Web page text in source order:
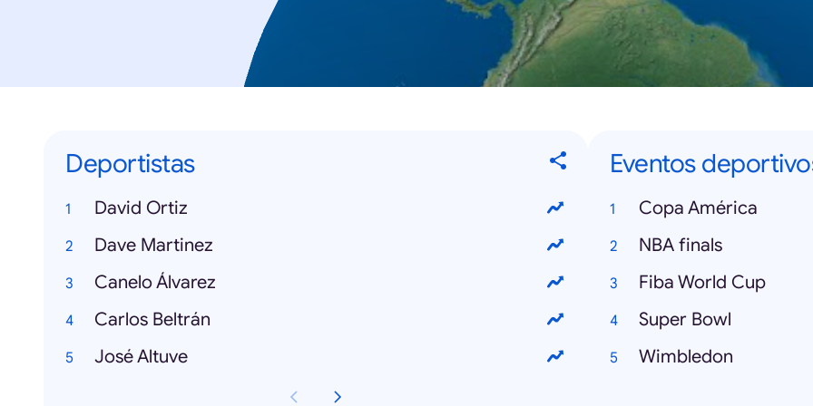
Deportistas
David Ortiz
Dave Martinez
Canelo Álvarez
Carlos Beltrán
José Altuve
Eventos
Copa América
NBA finals
Fiba World Cup
Super Bowl
Wimbledon